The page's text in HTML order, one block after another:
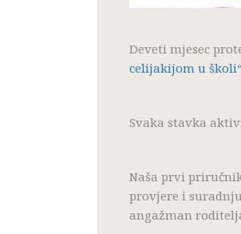
Deveti mjesec
celijakijom u
Svaka stavka
Naša prvi
provjere i
angažman